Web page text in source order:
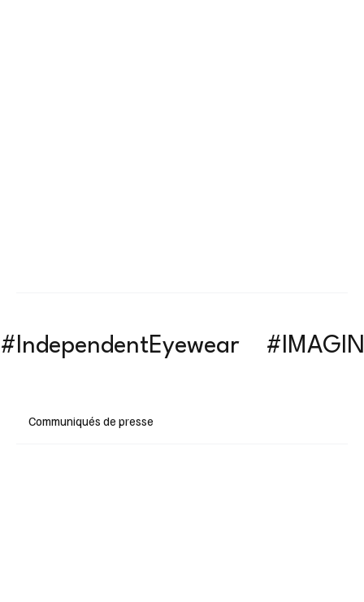
#IndependentEyewear
Communiqués de presse